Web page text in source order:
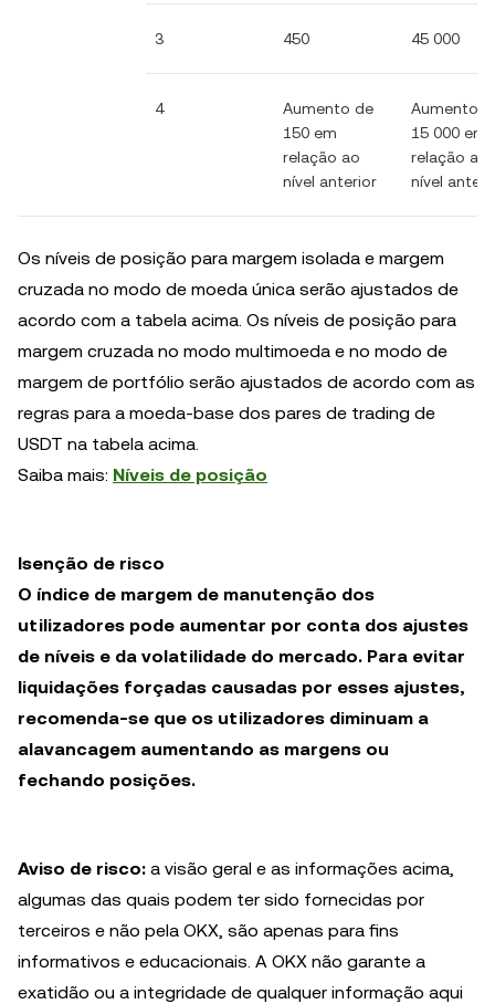
3 450 45 000
4
Aumento de
150 em
relação ao
nível anterior
Aumento
15 000 em
relação ao
nível
Os níveis de posição para margem isolada e margem
cruzada no modo de moeda única serão ajustados de
acordo com a tabela acima. Os níveis de posição para
margem cruzada no modo multimoeda e no modo de
margem de portfólio serão ajustados de acordo com as
regras para a moeda-base dos pares de trading de
USDT na tabela acima.
Saiba mais: Níveis de posição
Isenção de risco
O índice de margem de manutenção dos
utilizadores pode aumentar por conta dos ajustes
de níveis e da volatilidade do mercado. Para evitar
liquidações forçadas causadas por esses ajustes,
recomenda-se que os utilizadores diminuam a
alavancagem aumentando as margens ou
fechando posições.
Aviso de risco: a visão geral e as informações acima,
algumas das quais podem ter sido fornecidas por
terceiros e não pela OKX, são apenas para fins
informativos e educacionais. A OKX não garante a
exatidão ou a integridade de qualquer informação aqui